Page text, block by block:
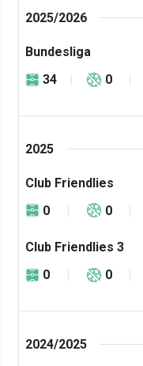
2025/2026
Bundesliga
34
0
2025
Club Friendlies
0
0
Club Friendlies 3
0
0
2024/2025